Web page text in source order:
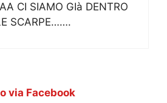
CI SIAMO GIà DENTRO
SCARPE…….
via Facebook